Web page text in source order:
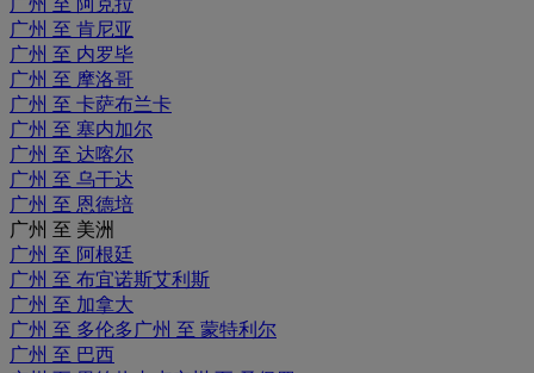
广州 至 肯尼亚
广州 至 内罗毕
广州 至 摩洛哥
广州 至 卡萨布兰卡
广州 至 塞内加尔
广州 至 达喀尔
广州 至 乌干达
广州 至 恩德培
广州 至 美洲
广州 至 阿根廷
广州 至 布宜诺斯艾利斯
广州 至 加拿大
广州 至 多伦多 广州 至 蒙特利尔
广州 至 巴西